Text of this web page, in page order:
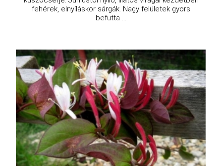
fehérek, elnyíláskor sárgák. Nagy felületek gyors
befutta ...